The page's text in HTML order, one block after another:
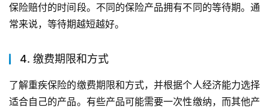
保险赔付的时间段。不同的保险产品拥有不同的等待期。通
常来说，等待期越短越好。
4. 缴费期限和方式
了解重疾保险的缴费期限和方式，并根据个人经济能力选择
适合自己的产品。有些产品可能需要一次性缴纳，而其他产